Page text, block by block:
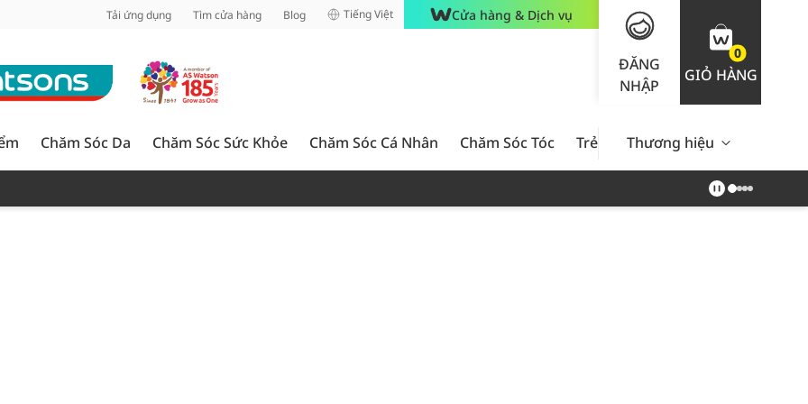
Tải ứng dụng Tìm cửa hàng Blog Tiếng Việt Cửa hàng & Dịch vụ
ĐĂNG
NHẬP
0
GIỎ HÀNG
Chăm Sóc Da Chăm Sóc Sức Khỏe Chăm Sóc Cá Nhân Chăm Sóc Tóc Trẻ Em Nam Giới Chăm Sóc
Thương hiệu